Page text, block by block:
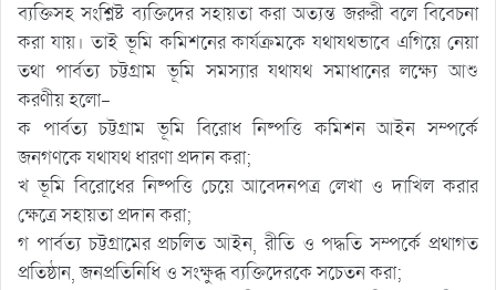
ব্যক্তিসহ সংশ্লিষ্ট ব্যক্তিদের সহায়তা করা অত্যন্ত জরুরী বলে বিবেচনা
করা যায়। তাই ভূমি কমিশনের কার্যক্রমকে যথাযথভাবে এগিয়ে নেয়া
তথা পার্বত্য চট্টগ্রাম ভূমি সমস্যার যথাযথ সমাধানের লক্ষ্যে আশু
করণীয় হলো-
ক পার্বত্য চট্টগ্রাম ভূমি বিরোধ নিষ্পত্তি কমিশন আইন সম্পর্কে
জনগণকে যথাযথ ধারণা প্রদান করা;
খ ভূমি বিরোধের নিষ্পত্তি চেয়ে আবেদনপত্র লেখা ও দাখিল করার
ক্ষেত্রে সহায়তা প্রদান করা;
গ পার্বত্য চট্টগ্রামের প্রচলিত আইন, রীতি ও পদ্ধতি সম্পর্কে প্রথাগত
প্রতিষ্ঠান, জনপ্রতিনিধি ও সংক্ষুব্ধ ব্যক্তিদেরকে সচেতন করা;